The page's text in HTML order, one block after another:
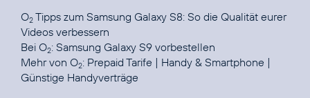
O2 Tipps zum Samsung Galaxy S8: So die Qualität eurer
Videos verbessern
Bei O2: Samsung Galaxy S9 vorbestellen
Mehr von O2: Prepaid Tarife | Handy & Smartphone |
Günstige Handyverträge